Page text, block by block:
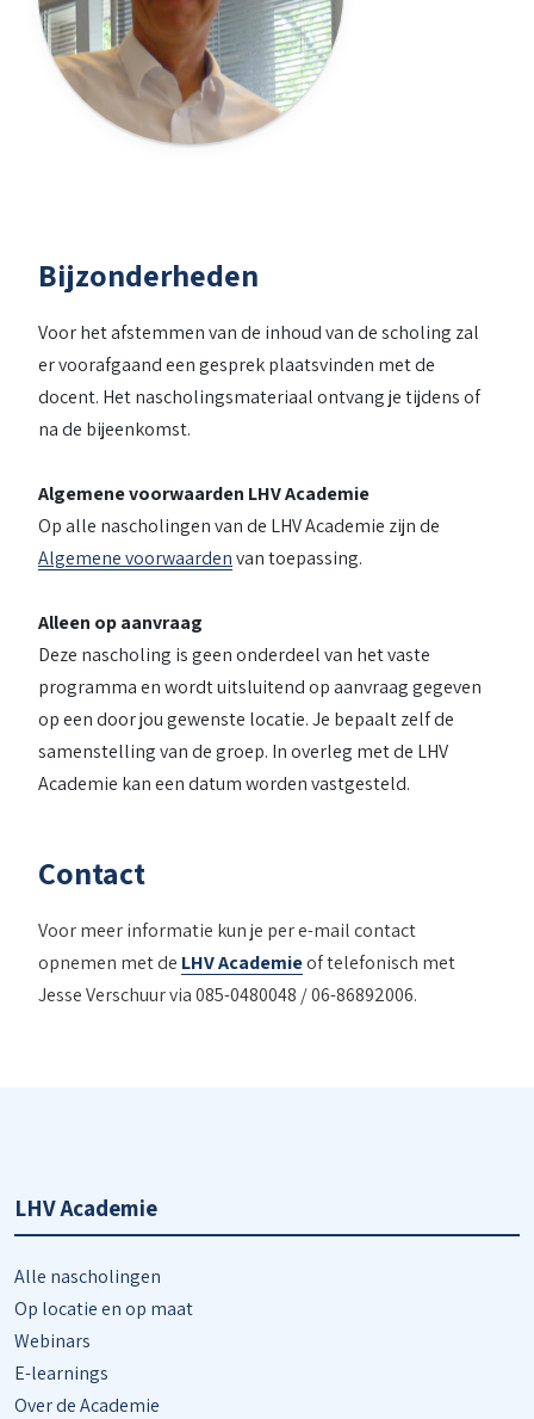
Bijzonderheden
Voor het afstemmen van de inhoud van de scholing zal
er voorafgaand een gesprek plaatsvinden met de
docent. Het nascholingsmateriaal ontvang je tijdens of
na de bijeenkomst.
Algemene voorwaarden LHV Academie
Op alle nascholingen van de LHV Academie zijn de
Algemene voorwaardenvan toepassing.
Alleen op aanvraag
Deze nascholing is geen onderdeel van het vaste
programma en wordt uitsluitend op aanvraag gegeven
op een door jou gewenste locatie. Je bepaalt zelf de
samenstelling van de groep. In overleg met de LHV
Academie kan een datum worden vastgesteld.
Contact
Voor meer informatie kun je per e-mail contact
opnemen met de LHV Academieof telefonisch met
Jesse Verschuur via 085-0480048 / 06-86892006.
LHV Academie
Alle nascholingen
Op locatie en op maat
Webinars
E-learnings
Over de Academie